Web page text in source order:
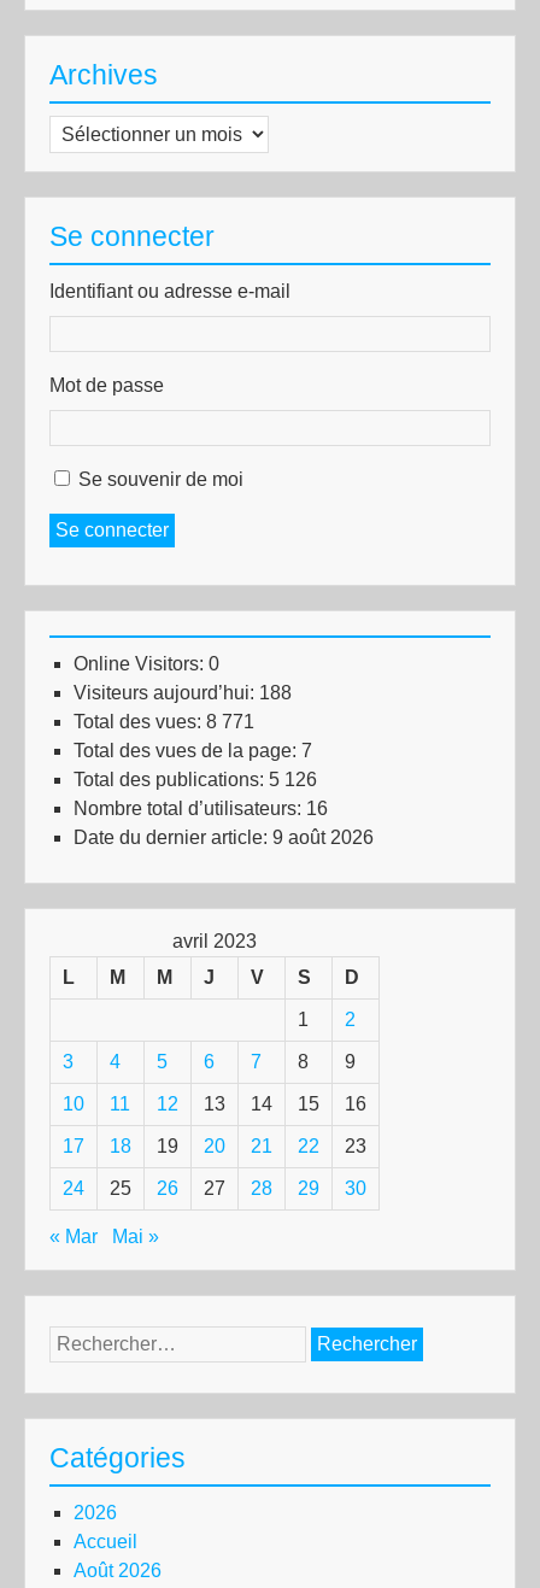
Archives
Archives
Se connecter
Identifiant ou adresse e-mail
Mot de passe
Se souvenir de moi
Se connecter
Online Visitors: 0
Visiteurs aujourd’hui: 188
Total des vues: 8 771
Total des vues de la page: 7
Total des publications: 5 126
Nombre total d’utilisateurs: 16
Date du dernier article: 9 août 2026
avril 2023
L
M M J V S D
1 2
3 4 5 6 7 8 9
10 11 12 13 14 15 16
17 18 19 20 21 22 23
24 25 26 27 28 29 30
« Mar Mai »
Rechercher :
Catégories
2026
Accueil
Août 2026